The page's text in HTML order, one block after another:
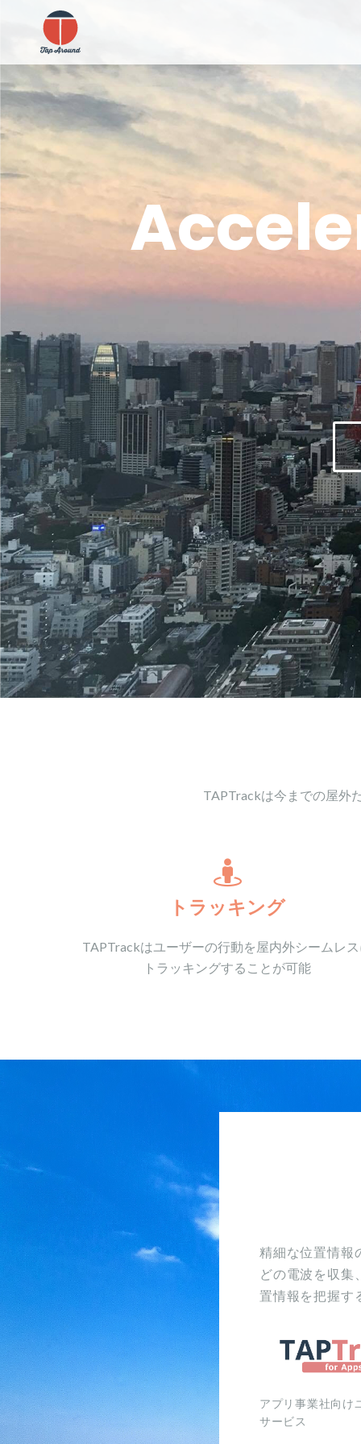
TAPTrackは今までの屋外
トラッキング
TAPTrackはユーザーの行動を屋内外シームレ
トラッキングすることが可能
精細な位置情報
どの電波を収集
置情報を把握す
アプリ事業社向け
サービス